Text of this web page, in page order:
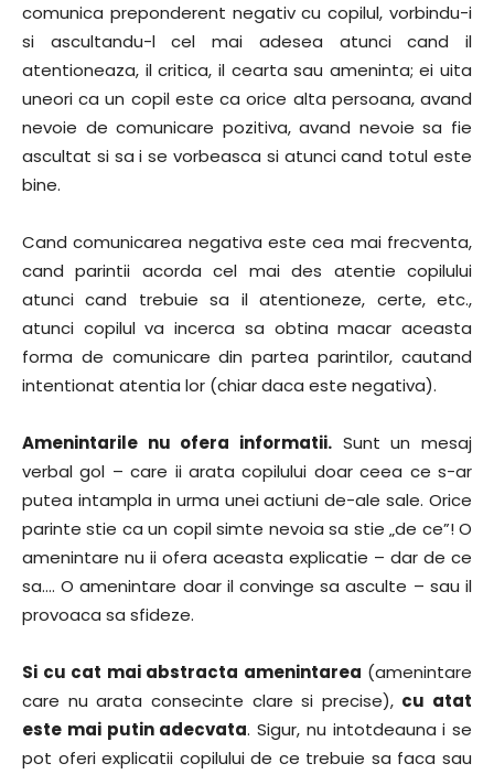
comunica preponderent negativ cu copilul, vorbindu-i
si ascultandu-l cel mai adesea atunci cand il
atentioneaza, il critica, il cearta sau ameninta; ei uita
uneori ca un copil este ca orice alta persoana, avand
nevoie de comunicare pozitiva, avand nevoie sa fie
ascultat si sa i se vorbeasca si atunci cand totul este
bine.
Cand comunicarea negativa este cea mai frecventa,
cand parintii acorda cel mai des atentie copilului
atunci cand trebuie sa il atentioneze, certe, etc.,
atunci copilul va incerca sa obtina macar aceasta
forma de comunicare din partea parintilor, cautand
intentionat atentia lor (chiar daca este negativa).
Amenintarile nu ofera informatii. Sunt un mesaj
verbal gol – care ii arata copilului doar ceea ce s-ar
putea intampla in urma unei actiuni de-ale sale. Orice
parinte stie ca un copil simte nevoia sa stie „de ce”! O
amenintare nu ii ofera aceasta explicatie – dar de ce
sa…. O amenintare doar il convinge sa asculte – sau il
provoaca sa sfideze.
Si cu cat mai abstracta amenintarea (amenintare
care nu arata consecinte clare si precise), cu atat
este mai putin adecvata. Sigur, nu intotdeauna i se
pot oferi explicatii copilului de ce trebuie sa faca sau